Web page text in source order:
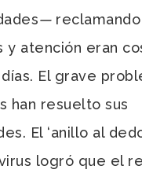
— reclamando
y atención eran
El grave
han resuelto sus
El ‘anillo al
logró que el